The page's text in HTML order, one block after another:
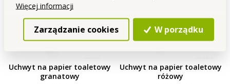
Więcej informacji
Zarządzanie cookies W porządku
Uchwyt na papier toaletowy
granatowy
Uchwyt na papier toaletowy
różowy